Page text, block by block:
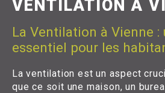
VENTILATION À
La Ventilation à Vienne :
essentiel pour les
La ventilation est un aspect
que ce soit une maison, un